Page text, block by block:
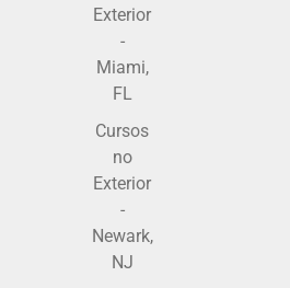
Exterior
-
Miami,
FL
Cursos
no
Exterior
-
Newark,
NJ